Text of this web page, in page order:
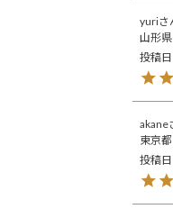
yuri
山形県
投稿日
akane
東京都
投稿日